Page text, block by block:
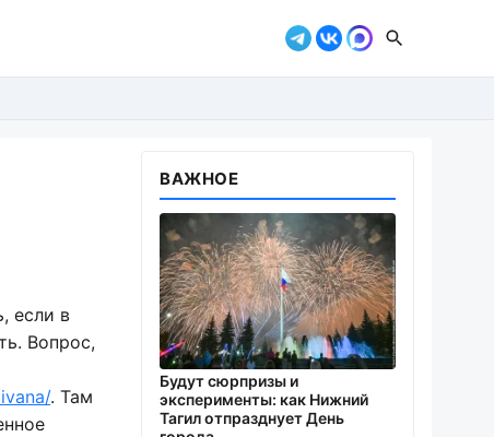
если в
Вопрос,
. Там
ВАЖНОЕ
Будут сюрпризы и
эксперименты: как Нижний
Тагил отпразднует День